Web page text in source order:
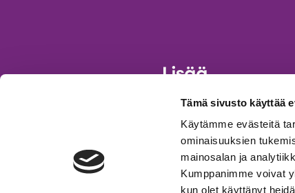
Tämä sivusto käyttää
Käytämme evästeitä
ominaisuuksien
mainosalan ja
Kumppanimme voivat
kun olet käyttänyt
Aukeaa
uuteen
välilehteen
Aukeaa
uuteen
välilehteen